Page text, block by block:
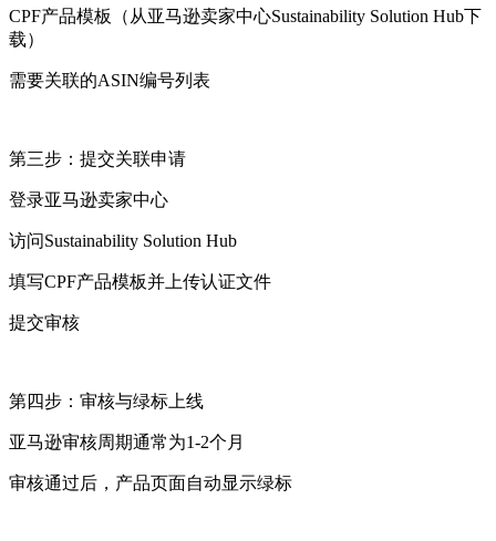
CPF产品模板（从亚马逊卖家中心Sustainability Solution Hub下
载）
需要关联的ASIN编号列表
第三步：提交关联申请
登录亚马逊卖家中心
访问Sustainability Solution Hub
填写CPF产品模板并上传认证文件
提交审核
第四步：审核与绿标上线
亚马逊审核周期通常为1-2个月
审核通过后，产品页面自动显示绿标